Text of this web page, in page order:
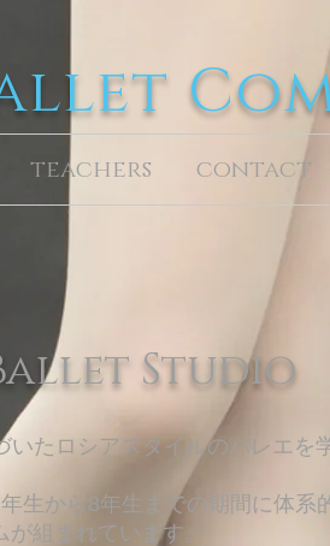
teachers contact
Studio
たロシアスタイルのバレエを
生から8年生までの期間に体系
組まれています。